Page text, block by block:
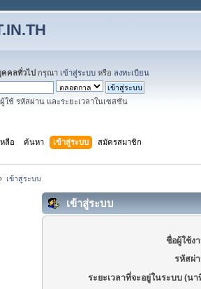
คคลทั่วไป กรุณา เข้าสู่ระบบ หรือ ลงทะเบียน
ใช้ รหัสผ่าน และระยะเวลาในเซสชั่น
ลือ ค้นหา เข้าสู่ระบบ สมัครสมาชิก
เข้าสู่ระบบ
เข้าสู่ระบบ
ชื่อผู้ใช้ง
รหัสผ่
ระยะเวลาที่จะอยู่ในระบบ (นา